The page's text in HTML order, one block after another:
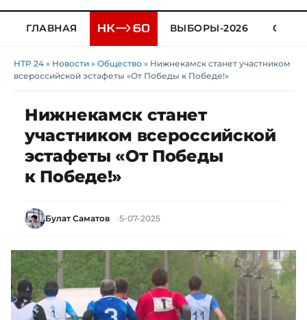
ГЛАВНАЯ ВЫБОРЫ-2026
НТР 24 » Новости » Общество » Нижнекамск станет участником
всероссийской эстафеты «От Победы к Победе!»
Нижнекамск станет
участником всероссийской
эстафеты «От Победы
к Победе!»
Булат Саматов 5-07-2025